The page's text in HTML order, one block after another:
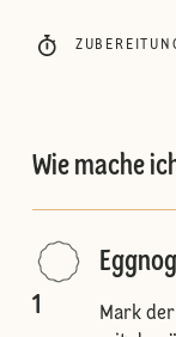
Wie mache
1
Eggnog
Mark